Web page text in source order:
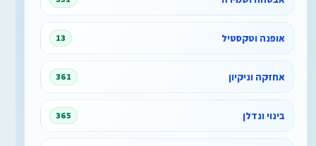
אופנה וטקסטיל 13
אחזקה וניקיון 361
בינוי ונדלן 365